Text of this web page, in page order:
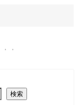
検索